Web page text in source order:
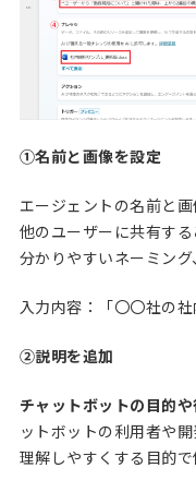
①名前と画像を設定
エージェントの名前と画
他のユーザーに共有す
分かりやすいネーミング
入力内容：「〇〇社の
②説明を追加
チャットボットの目的
ットボットの利用者や
理解しやすくする目的で